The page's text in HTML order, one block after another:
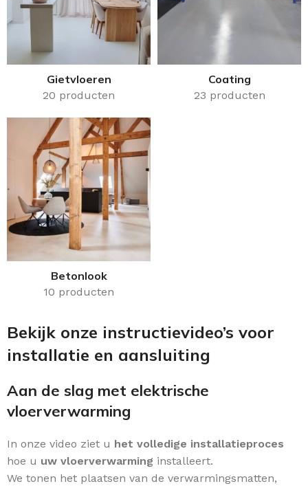
Gietvloeren
20 producten
Coating
23 producten
Betonlook
10 producten
Bekijk onze instructievideo’s voor
installatie en aansluiting
Aan de slag met elektrische
vloerverwarming
In onze video ziet u het volledige installatieproces
hoe u uw vloerverwarming installeert.
We tonen het plaatsen van de verwarmingsmatten,